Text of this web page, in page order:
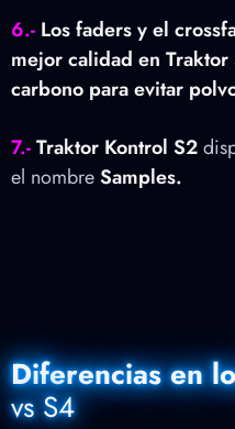
6.- Los faders y el
mejor calidad en
carbono para evitar
7.-Traktor Kontrol S2
el nombreSamples.
Diferencias en
vs S4